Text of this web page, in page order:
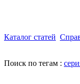
Каталог статей
Поиск по тегам :